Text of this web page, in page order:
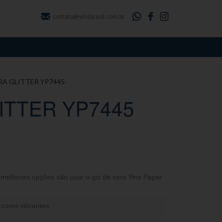
contato@yinsbrasil.com.br
GLITTER YP7445
YP7445
opções são usar o giz de cera Yins Paper.
vibrantes.